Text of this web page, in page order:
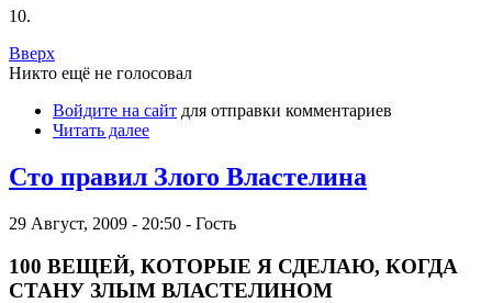
10.
Вверх
Никто ещё не голосовал
Войдите на сайт для отправки комментариев
Читать далее
Сто правил Злого Властелина
29 Август, 2009 - 20:50 - Гость
100 BЕЩЕЙ, КОТОРЫЕ Я СДЕЛАЮ, КОГДА
СТАHУ ЗЛЫМ ВЛАСТЕЛИHОМ